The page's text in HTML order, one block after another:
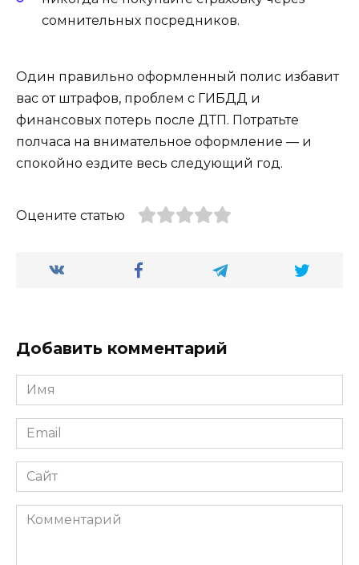
сомнительных посредников.
Один правильно оформленный полис избавит
вас от штрафов, проблем с ГИБДД и
финансовых потерь после ДТП. Потратьте
полчаса на внимательное оформление — и
спокойно ездите весь следующий год.
Оцените статью
Добавить комментарий
Имя
*
Email
*
Сайт
Комментарий